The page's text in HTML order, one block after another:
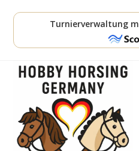
Inhalt
Turnierverwaltung